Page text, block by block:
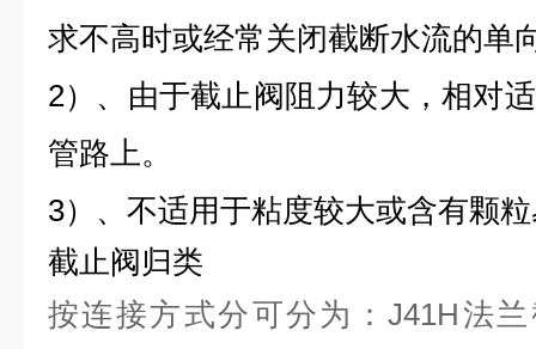
求不高时或经常关闭截断水流的单
2）、由于截止阀阻力较大，相对
管路上。
3）、不适用于粘度较大或含有颗
截止阀归类
按连接方式分可分为：J41H法